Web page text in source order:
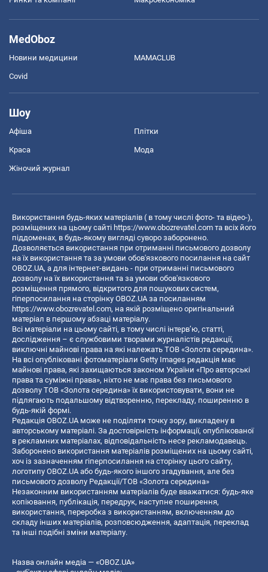
MedOboz
Новини медицини MAMACLUB
Covid
Шоу
Афіша Плітки
Краса Мода
Жіночий журнал
Використання будь-яких матеріалів ( в тому числі фото- та відео-),
розміщених на цьому сайті https://www.obozrevatel.com та всіх його
піддоменах, в будь-якому вигляді суворо заборонено.
Дозволяється використання при отриманні письмового дозволу
на їх використання та за умови обов'язкового посилання на сайт
OBOZ.UA, а для інтернет-видань - при отриманні письмового
дозволу на їх використання та за умови обов'язкового
розміщення прямого, відкритого для пошукових систем,
гіперпосилання на сторінку OBOZ.UA за посиланням
https://www.obozrevatel.com, на якій розміщено оригінальний
матеріал в першому абзаці матеріалу.
Всі матеріали на цьому сайті, в тому числі інтерв’ю, статті,
дослідження – є службовими творами журналістів редакції,
виключні майнові права на які належать ТОВ «Золота середина».
На всі опубліковані фотоматеріали Getty Images редакція має
майнові права, які захищаються законом України «Про авторські
права та суміжні права», ніхто не має права без письмового
дозволу ТОВ «Золота середина» їх використовувати, вони не
підлягають подальшому відтворенню, перекладу, поширенню в
будь-якій формі.
Редакція OBOZ.UA може не поділяти точку зору, викладену в
авторському матеріалі. За достовірність інформації, опублікованої
в рекламних матеріалах, відповідальність несе рекламодавець.
Заборонено використання матеріалів розміщених на цьому сайті,
хоч із зазначенням гіперпосилання на сторінку цього сайту,
логотипу OBOZ.UA або будь-якого іншого згадування, але без
письмового дозволу Редакції/ТОВ «Золота середина»
Незаконним використанням матеріалів буде вважатися: будь-яке
копiювання, публiкацiя, передрук, наступне поширення,
використання, переробка з використанням, включенням до
складу інших матеріалів, розповсюдження, адаптація, переклад
та інші подібні зміни матеріалу.
Назва онлайн медіа — «OBOZ.UA»